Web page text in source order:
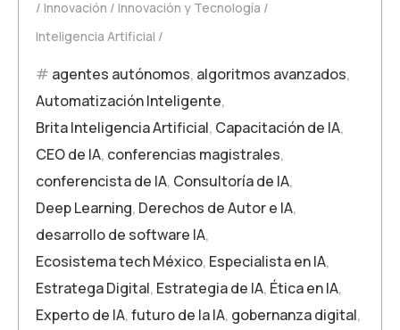
Innovación
Innovación y Tecnología
Inteligencia Artificial
agentes autónomos, algoritmos avanzados,
Automatización Inteligente,
Brita Inteligencia Artificial, Capacitación de IA,
CEO de IA, conferencias magistrales,
conferencista de IA, Consultoría de IA,
Deep Learning, Derechos de Autor e IA,
desarrollo de software IA,
Ecosistema tech México, Especialista en IA,
Estratega Digital, Estrategia de IA, Ética en IA,
Experto de IA,futuro de la IA, gobernanza digital,